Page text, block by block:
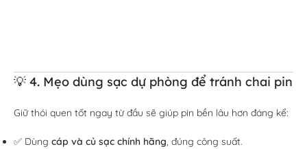
💡 4. Mẹo dùng sạc dự phòng để tránh chai pin
Giữ thói quen tốt ngay từ đầu sẽ giúp pin bền lâu hơn đáng kể:
✅ Dùng cáp và củ sạc chính hãng, đúng công suất.